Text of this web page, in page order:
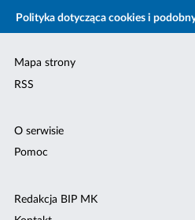
Polityka dotycząca cookies i
Mapa strony
RSS
O serwisie
Pomoc
Redakcja BIP MK